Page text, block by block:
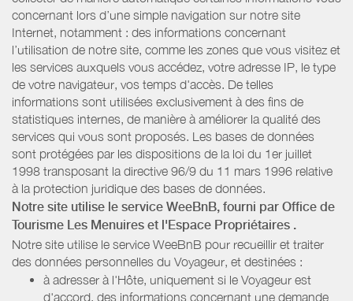
concernant lors d’une simple navigation sur notre site
Internet, notamment : des informations concernant
l’utilisation de notre site, comme les zones que vous visitez et
les services auxquels vous accédez, votre adresse IP, le type
de votre navigateur, vos temps d'accès. De telles
informations sont utilisées exclusivement à des fins de
statistiques internes, de manière à améliorer la qualité des
services qui vous sont proposés. Les bases de données
sont protégées par les dispositions de la loi du 1er juillet
1998 transposant la directive 96/9 du 11 mars 1996 relative
à la protection juridique des bases de données.
Notre site utilise le service WeeBnB, fourni par Office de
Tourisme Les Menuires et l'Espace Propriétaires .
Notre site utilise le service WeeBnB pour recueillir et traiter
des données personnelles du Voyageur, et destinées :
à adresser à l'Hôte, uniquement si le Voyageur est
d'accord, des informations concernant une demande